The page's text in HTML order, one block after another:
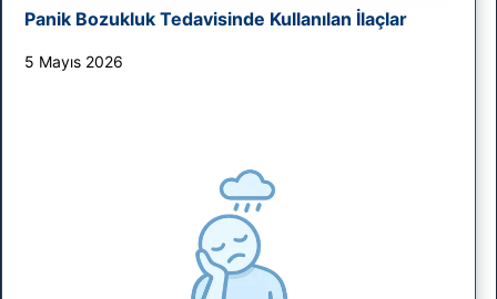
Panik Bozukluk Tedavisinde Kullanılan İlaçlar
5 Mayıs 2026